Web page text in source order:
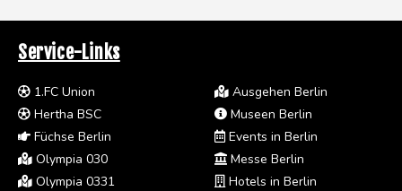
Service-Links
1.FC Union
Hertha BSC
Füchse Berlin
Olympia 030
Olympia 0331
Ausgehen Berlin
Museen Berlin
Events in Berlin
Messe Berlin
Hotels in Berlin